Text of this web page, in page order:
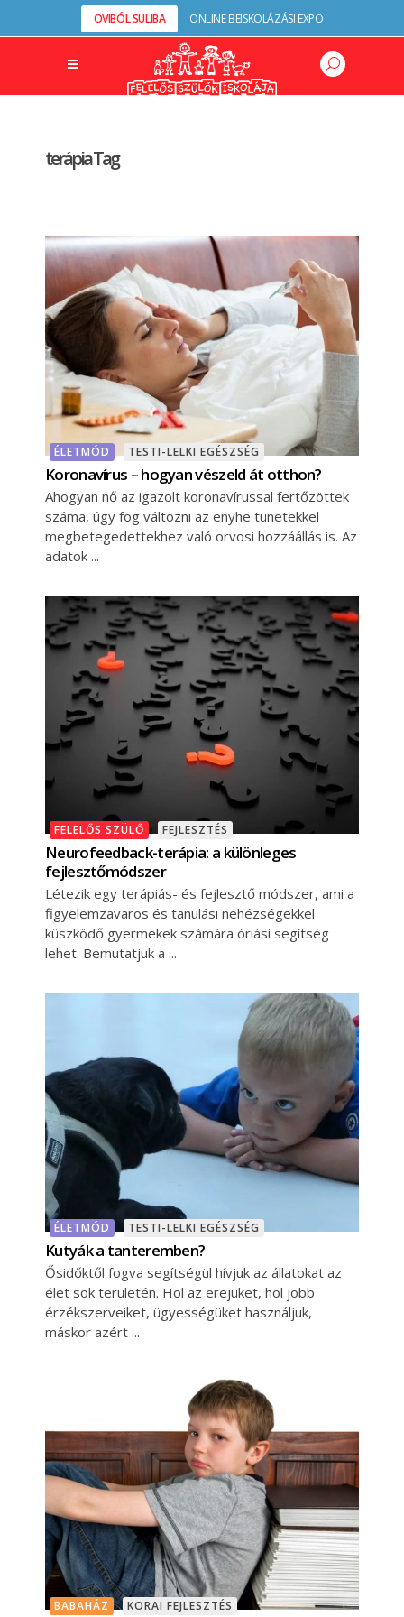
OVIBÓL SULIBA ONLINE BEISKOLÁZÁSI EXPO
terápia Tag
ÉLETMÓD TESTI-LELKI EGÉSZSÉG
Koronavírus – hogyan vészeld át otthon?
Ahogyan nő az igazolt koronavírussal fertőzöttek
száma, úgy fog változni az enyhe tünetekkel
megbetegedettekhez való orvosi hozzáállás is. Az
adatok
FELELŐS SZÜLŐ FEJLESZTÉS
Neurofeedback-terápia: a különleges
fejlesztőmódszer
Létezik egy terápiás- és fejlesztő módszer, ami a
figyelemzavaros és tanulási nehézségekkel
küszködő gyermekek számára óriási segítség
lehet. Bemutatjuk a
ÉLETMÓD TESTI-LELKI EGÉSZSÉG
Kutyák a tanteremben?
Ősidőktől fogva segítségül hívjuk az állatokat az
élet sok területén. Hol az erejüket, hol jobb
érzékszerveiket, ügyességüket használjuk,
máskor azért
BABAHÁZ KORAI FEJLESZTÉS